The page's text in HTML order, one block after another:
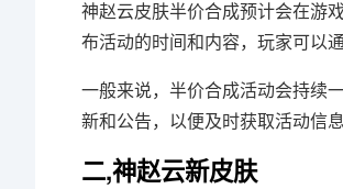
神赵云皮肤半价合成预计会在游
布活动的时间和内容，玩家可以
一般来说，半价合成活动会持续
新和公告，以便及时获取活动信
二,神赵云新皮肤